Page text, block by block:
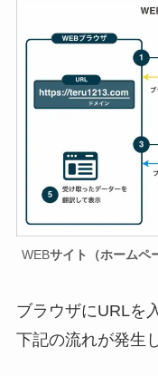
WEBサイト（ホームペ
ブラウザにURLを
下記の流れが発生